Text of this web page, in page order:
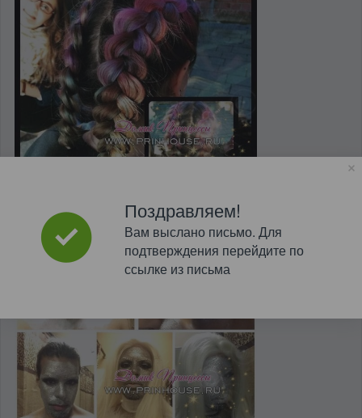
Поздравляем!
Вам выслано письмо. Для
подтверждения перейдите по
ссылке из письма